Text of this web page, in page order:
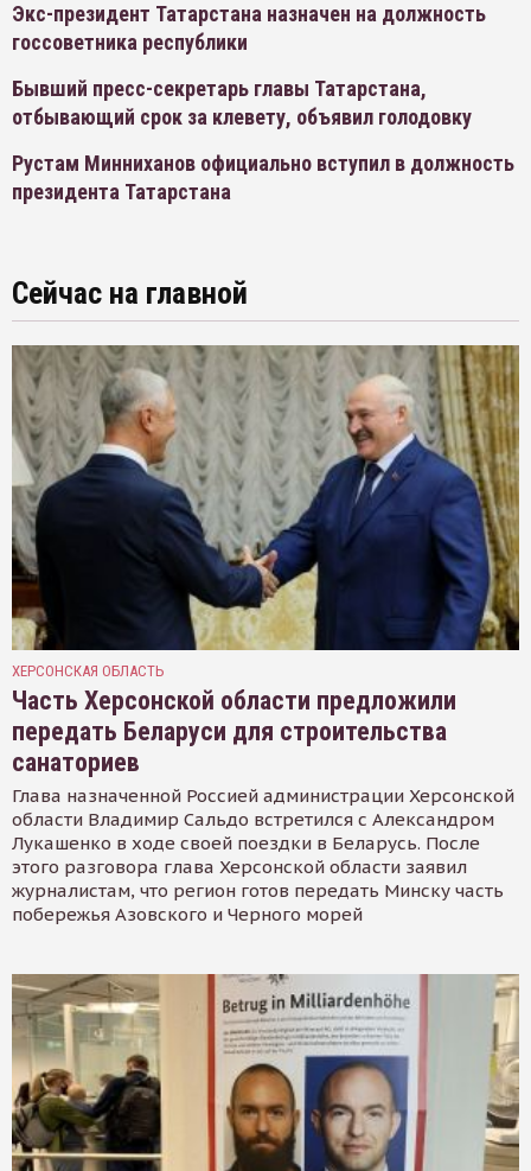
Экс-президент Татарстана назначен на должность
госсоветника республики
Бывший пресс-секретарь главы Татарстана,
отбывающий срок за клевету, объявил голодовку
Рустам Минниханов официально вступил в должность
президента Татарстана
Сейчас на главной
ХЕРСОНСКАЯ ОБЛАСТЬ
Часть Херсонской области предложили
передать Беларуси для строительства
санаториев
Глава назначенной Россией администрации Херсонской
области Владимир Сальдо встретился с Александром
Лукашенко в ходе своей поездки в Беларусь. После
этого разговора глава Херсонской области заявил
журналистам, что регион готов передать Минску часть
побережья Азовского и Черного морей